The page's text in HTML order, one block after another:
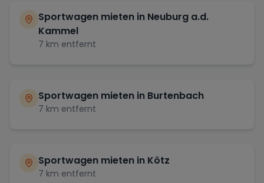
Sportwagen mieten in Neuburg a.d.
Kammel
7 km entfernt
Sportwagen mieten in Burtenbach
7 km entfernt
Sportwagen mieten in Kötz
7 km entfernt